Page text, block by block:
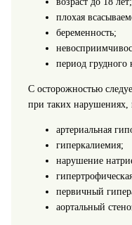
плохая
беременность;
период грудного
С осторожностью
при таких нарушениях,
артериальная
гиперкалиемия;
нарушение
первичный
аортальный